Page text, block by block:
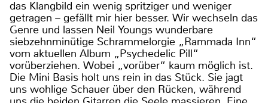
das Klangbild ein wenig spritziger und weniger
getragen – gefällt mir hier besser. Wir wechseln das
Genre und lassen Neil Youngs wunderbare
siebzehnminütige Schrammelorgie „Rammada Inn“
vom aktuellen Album „Psychedelic Pill“
vorüberziehen. Wobei „vorüber“ kaum möglich ist.
Die Mini Basis holt uns rein in das Stück. Sie jagt
uns wohlige Schauer über den Rücken, während